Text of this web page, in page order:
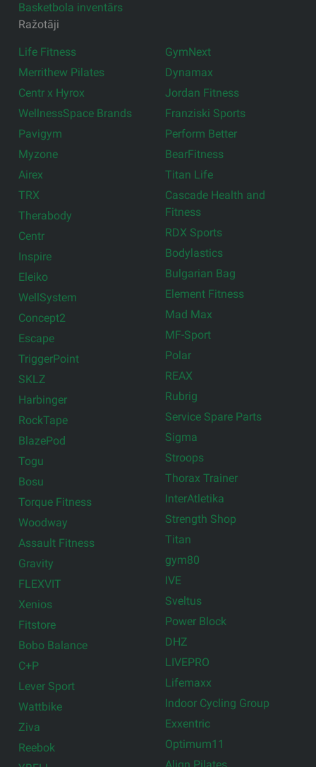
Basketbola inventārs
Ražotāji
Life Fitness
Merrithew Pilates
Centr x Hyrox
WellnessSpace Brands
Pavigym
Myzone
Airex
TRX
Therabody
Centr
Inspire
Eleiko
WellSystem
Concept2
Escape
TriggerPoint
SKLZ
Harbinger
RockTape
BlazePod
Togu
Bosu
Torque Fitness
Woodway
Assault Fitness
Gravity
FLEXVIT
Xenios
Fitstore
Bobo Balance
C+P
Lever Sport
Wattbike
Ziva
Reebok
GymNext
Dynamax
Jordan Fitness
Franziski Sports
Perform Better
BearFitness
Titan Life
Cascade Health and
Fitness
RDX Sports
Bodylastics
Bulgarian Bag
Element Fitness
Mad Max
MF-Sport
Polar
REAX
Rubrig
Service Spare Parts
Sigma
Stroops
Thorax Trainer
InterAtletika
Strength Shop
Titan
gym80
IVE
Sveltus
Power Block
DHZ
LIVEPRO
Lifemaxx
Indoor Cycling Group
Exxentric
Optimum11